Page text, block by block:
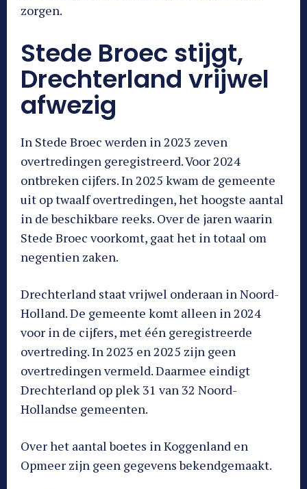
zorgen.
Stede Broec stijgt,
Drechterland vrijwel
afwezig
In Stede Broec werden in 2023 zeven
overtredingen geregistreerd. Voor 2024
ontbreken cijfers. In 2025 kwam de gemeente
uit op twaalf overtredingen, het hoogste aantal
in de beschikbare reeks. Over de jaren waarin
Stede Broec voorkomt, gaat het in totaal om
negentien zaken.
Drechterland staat vrijwel onderaan in Noord-
Holland. De gemeente komt alleen in 2024
voor in de cijfers, met één geregistreerde
overtreding. In 2023 en 2025 zijn geen
overtredingen vermeld. Daarmee eindigt
Drechterland op plek 31 van 32 Noord-
Hollandse gemeenten.
Over het aantal boetes in Koggenland en
Opmeer zijn geen gegevens bekendgemaakt.